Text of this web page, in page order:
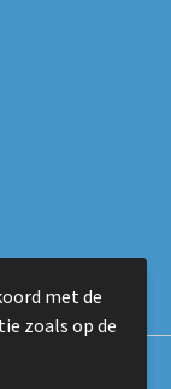
met de
zoals op de